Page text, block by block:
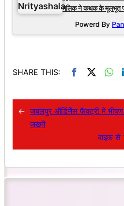
मलिक ने कथक के मूलभूत
Powerd By
SHARE THIS:
← जबलपुर ऑर्डिनेंस फैक्ट्री में
जख्मी
बाइक से